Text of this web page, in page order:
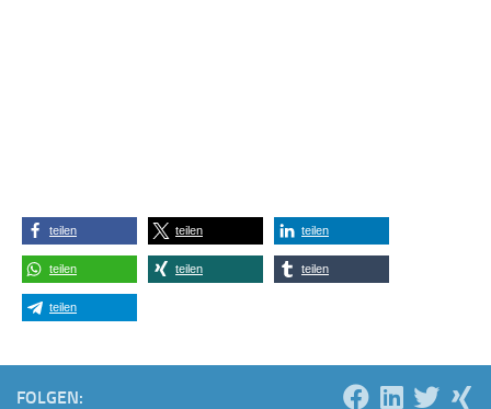
teilen teilen teilen
teilen teilen teilen
teilen
FOLGEN: